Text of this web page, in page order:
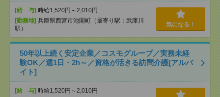
[給 与] 時給1,520円～2,010円
[勤務地] 兵庫県西宮市池開町（最寄り駅：武庫川
駅）
気になる！
50年以上続く安定企業／コスモグループ／実務未経
験OK／週1日・2h～／資格が活きる訪問介護[アルバ
イト]
[給 与] 時給1,520円～2,010円